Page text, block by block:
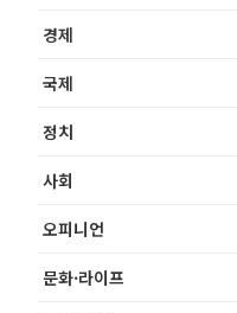
경제
국제
정치
사회
오피니언
문화·라이프